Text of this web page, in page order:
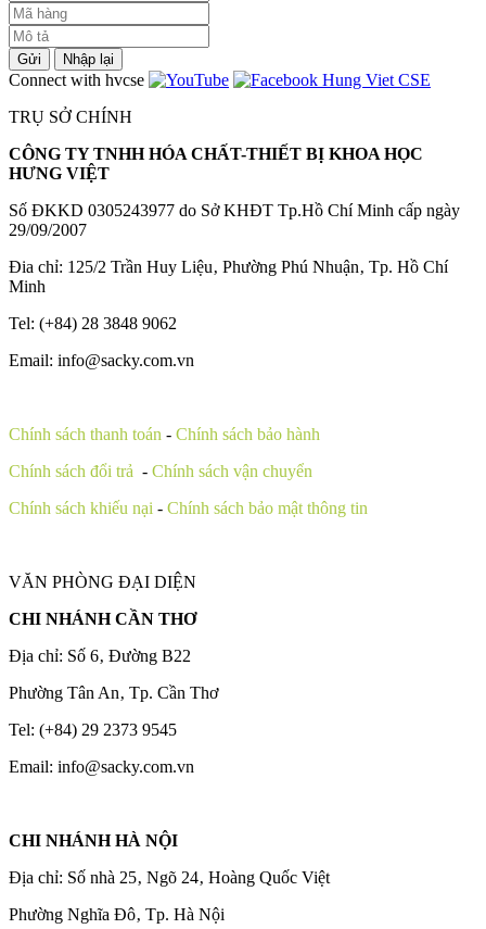
Gửi Nhập lại
Connect with hvcse
TRỤ SỞ CHÍNH
CÔNG TY TNHH HÓA CHẤT-THIẾT BỊ KHOA HỌC
HƯNG VIỆT
Số ĐKKD 0305243977 do Sở KHĐT Tp.Hồ Chí Minh cấp ngày
29/09/2007
Đia chỉ: 125/2 Trần Huy Liệu‚ Phường Phú Nhuận‚ Tp. Hồ Chí
Minh
Tel: (+84) 28 3848 9062
Email: info@sacky.com.vn
Chính sách thanh toán - Chính sách bảo hành
Chính sách đổi trả - Chính sách vận chuyển
Chính sách khiếu nại - Chính sách bảo mật thông tin
VĂN PHÒNG ĐẠI DIỆN
CHI NHÁNH CẦN THƠ
Địa chỉ: Số 6‚ Đường B22
Phường Tân An‚ Tp. Cần Thơ
Tel: (+84) 29 2373 9545
Email: info@sacky.com.vn
CHI NHÁNH HÀ NỘI
Địa chỉ: Số nhà 25‚ Ngõ 24‚ Hoàng Quốc Việt
Phường Nghĩa Đô‚ Tp. Hà Nội